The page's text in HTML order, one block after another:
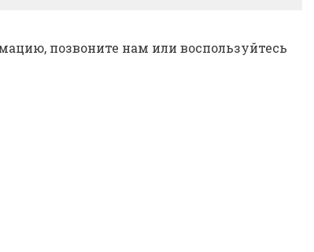
позвоните нам или воспользуйтесь